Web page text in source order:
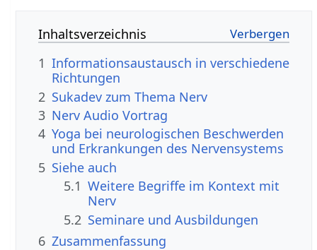
Inhaltsverzeichnis
1 Informationsaustausch in verschiedene
Richtungen
2
3
Nerv‏‎ Audio Vortrag
4 Yoga bei neurologischen Beschwerden
und Erkrankungen des Nervensystems
5 Siehe auch
5.1 Weitere Begriffe im Kontext mit
5.2 Seminare und Ausbildungen
6 Zusammenfassung